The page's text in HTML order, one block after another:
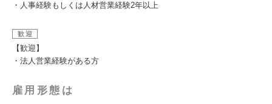
・人事経験もしくは人材営業経験2年以上
歓迎
【歓迎】
・法人営業経験がある方
雇用形態は